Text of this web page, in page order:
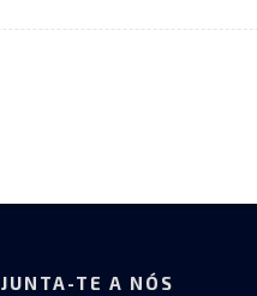
JUNTA-TE A NÓS